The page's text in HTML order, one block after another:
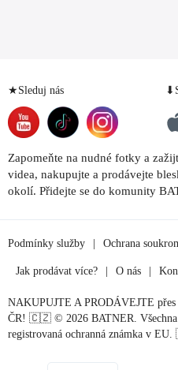
★Sleduj nás
Zapomeňte na nudné fotky a
videa, nakupujte a prodávejte
okolí. Přidejte se do komunity
Podmínky služby Ochrana
Jak prodávat více? O nás
NAKUPUJTE A PRODÁVEJTE
ČR! 🇨🇿 © 2026 BATNER. Všechna
registrovaná ochranná známka v